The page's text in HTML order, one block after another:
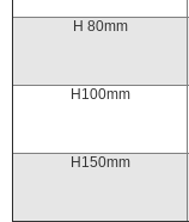
H 80mm
H100mm
H150mm